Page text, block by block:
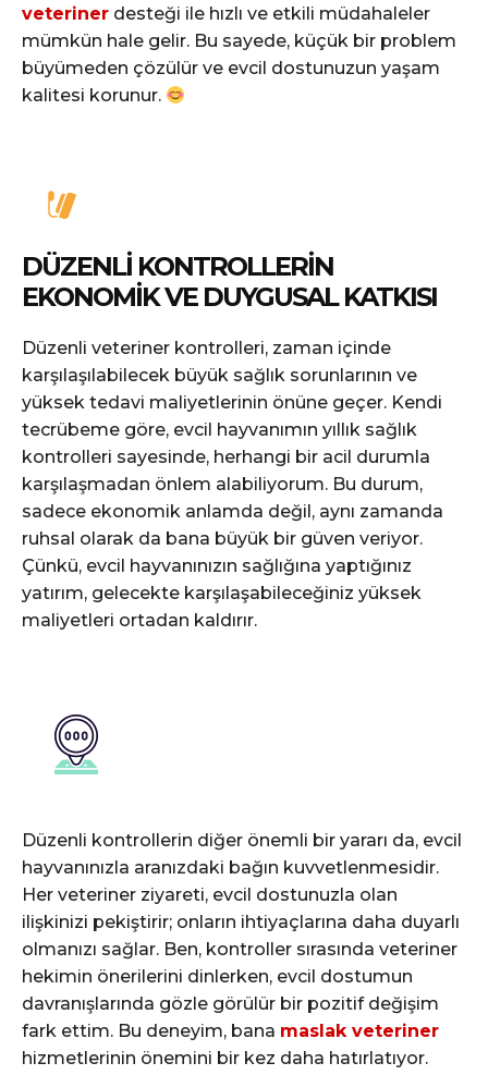
veteriner desteği ile hızlı ve etkili müdahaleler
mümkün hale gelir. Bu sayede, küçük bir problem
büyümeden çözülür ve evcil dostunuzun yaşam
kalitesi korunur.
DÜZENLI KONTROLLERIN
EKONOMIK VE DUYGUSAL KATKISI
Düzenli veteriner kontrolleri, zaman içinde
karşılaşılabilecek büyük sağlık sorunlarının ve
yüksek tedavi maliyetlerinin önüne geçer. Kendi
tecrübeme göre, evcil hayvanımın yıllık sağlık
kontrolleri sayesinde, herhangi bir acil durumla
karşılaşmadan önlem alabiliyorum. Bu durum,
sadece ekonomik anlamda değil, aynı zamanda
ruhsal olarak da bana büyük bir güven veriyor.
Çünkü, evcil hayvanınızın sağlığına yaptığınız
yatırım, gelecekte karşılaşabileceğiniz yüksek
maliyetleri ortadan kaldırır.
Düzenli kontrollerin diğer önemli bir yararı da, evcil
hayvanınızla aranızdaki bağın kuvvetlenmesidir.
Her veteriner ziyareti, evcil dostunuzla olan
ilişkinizi pekiştirir; onların ihtiyaçlarına daha duyarlı
olmanızı sağlar. Ben, kontroller sırasında veteriner
hekimin önerilerini dinlerken, evcil dostumun
davranışlarında gözle görülür bir pozitif değişim
fark ettim. Bu deneyim, bana maslak veteriner
hizmetlerinin önemini bir kez daha hatırlatıyor.